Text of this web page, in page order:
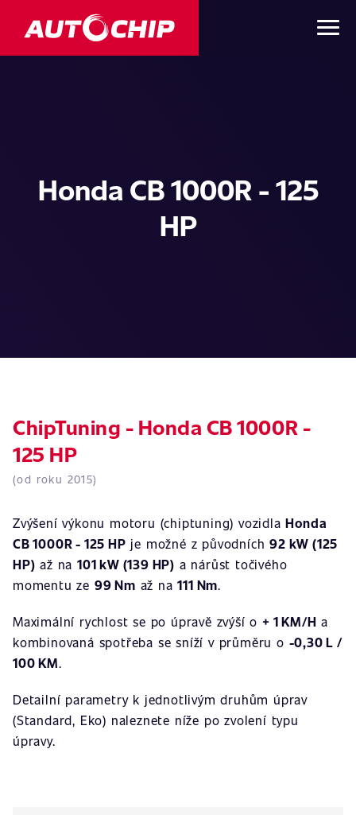
Honda CB 1000R - 125
HP
ChipTuning - Honda CB 1000R -
125 HP
(od roku 2015)
Zvýšení výkonu motoru (chiptuning) vozidlaHonda
CB 1000R - 125 HP je možné z původních92 kW (125
HP) až na101 kW (139 HP) a nárůst točivého
momentu ze 99 Nm až na111 Nm.
Maximální rychlost se po úpravě zvýší o + 1 KM/H a
kombinovaná spotřeba se sníží v průměru o -0,30 L /
100 KM.
Detailní parametry k jednotlivým druhům úprav
(Standard, Eko) naleznete níže po zvolení typu
úpravy.